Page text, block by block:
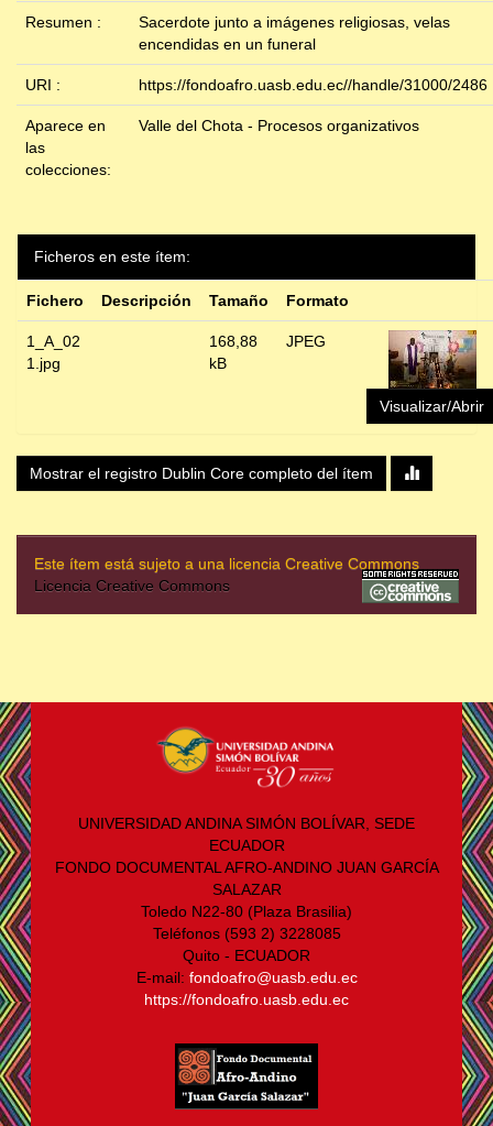
Resumen :
Sacerdote junto a imágenes religiosas, velas
encendidas en un funeral
URI : https://fondoafro.uasb.edu.ec//handle/31000/2486
Aparece en
las
colecciones:
Valle del Chota - Procesos organizativos
Ficheros en este ítem:
Fichero Descripción Tamaño Formato
1_A_02
1.jpg
168,88
kB
JPEG
Visualizar/Abrir
Mostrar el registro Dublin Core completo del ítem
Este ítem está sujeto a una licencia Creative Commons
Licencia Creative Commons
UNIVERSIDAD ANDINA SIMÓN BOLÍVAR, SEDE
ECUADOR
FONDO DOCUMENTAL AFRO-ANDINO JUAN GARCÍA
SALAZAR
Toledo N22-80 (Plaza Brasilia)
Teléfonos (593 2) 3228085
Quito - ECUADOR
E-mail: fondoafro@uasb.edu.ec
https://fondoafro.uasb.edu.ec